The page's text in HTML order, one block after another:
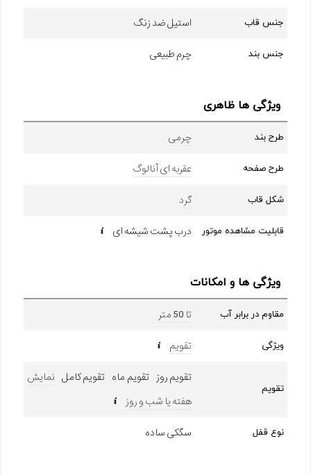
جنس قاب استیل ضد زنگ
جنس بند چرم طبیعی
ویژگی ها ظاهری
طرح بند چرمی
طرح صفحه عقربه ای آنالوگ
شکل قاب گرد
قابلیت مشاهده موتور درب پشت شیشه ای
ویژگی ها و امکانات
مقاوم در برابر آب تا 50 متر
ویژگی تقویم
تقویم
تقویم روز تقویم ماه تقویم کامل نمایش
هفته یا شب و روز
نوع قفل سگکی ساده